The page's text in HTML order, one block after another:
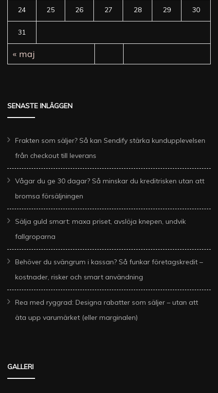
24 25 26 27 28 29 30
31
« maj
SENASTE INLÄGGEN
Frakten som säljer? Så kan Sendify stärka kundupplevelsen
från checkout till leverans
Vågar du ge 30 dagar? Så minskar du kreditrisken utan att
bromsa försäljningen
Sälja guld smart: maxa priset, avslöja knepen, undvik
fallgroparna
Behöver du svängrum i kassan? Så funkar företagskredit –
kostnader, risker och smart användning
Rea med ryggrad: Designa rabatter som säljer – utan att
äta upp varumärket (eller marginalen)
GALLERI